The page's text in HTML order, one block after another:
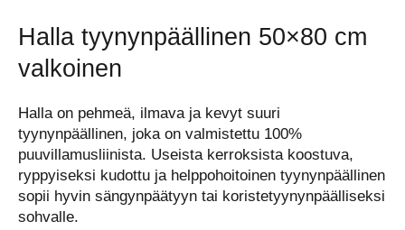
Halla tyynynpäällinen 50×80 cm
valkoinen
Halla on pehmeä, ilmava ja kevyt suuri
tyynynpäällinen, joka on valmistettu 100%
puuvillamusliinista. Useista kerroksista koostuva,
ryppyiseksi kudottu ja helppohoitoinen tyynynpäällinen
sopii hyvin sängynpäätyyn tai koristetyynynpäälliseksi
sohvalle.